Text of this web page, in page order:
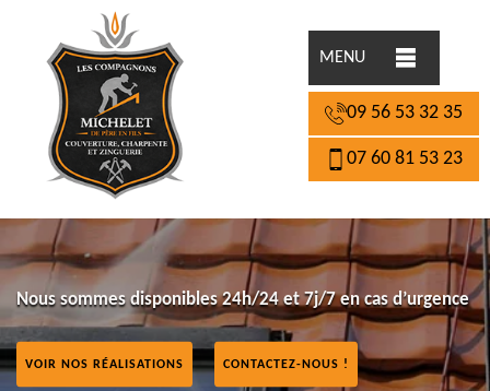
MENU
09 56 53 32 35
07 60 81 53 23
Nous sommes disponibles 24h/24 et 7j/7 en cas d’urgence
VOIR NOS RÉALISATIONS CONTACTEZ-NOUS !